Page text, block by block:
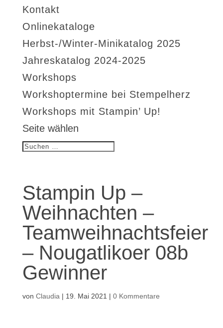
Kontakt
Onlinekataloge
Herbst-/Winter-Minikatalog 2025
Jahreskatalog 2024-2025
Workshops
Workshoptermine bei Stempelherz
Workshops mit Stampin’ Up!
Seite wählen
Stampin Up –
Weihnachten –
Teamweihnachtsfeier
– Nougatlikoer 08b
Gewinner
von Claudia | 19. Mai 2021 | 0 Kommentare